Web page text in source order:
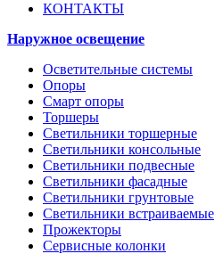
КОНТАКТЫ
Наружное освещение
Осветительные системы
Опоры
Смарт опоры
Торшеры
Светильники торшерные
Светильники консольные
Светильники подвесные
Светильники фасадные
Светильники грунтовые
Светильники встраиваемые
Прожекторы
Сервисные колонки